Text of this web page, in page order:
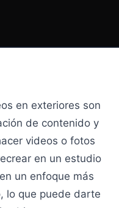
en exteriores son
de contenido y
videos o fotos
en un estudio
un enfoque más
lo que puede darte